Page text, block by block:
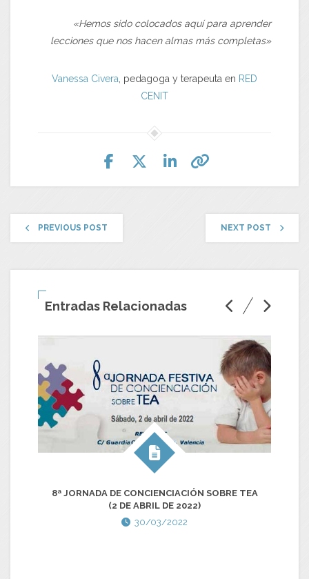
«Hemos sido colocados aquí para aprender
lecciones que nos hacen almas más completas»
Vanessa Civera , pedagoga y terapeuta en RED
CENIT
PREVIOUS POST NEXT POST
Entradas Relacionadas
8ª JORNADA DE CONCIENCIACIÓN SOBRE TEA
(2 DE ABRIL DE 2022)
30/03/2022